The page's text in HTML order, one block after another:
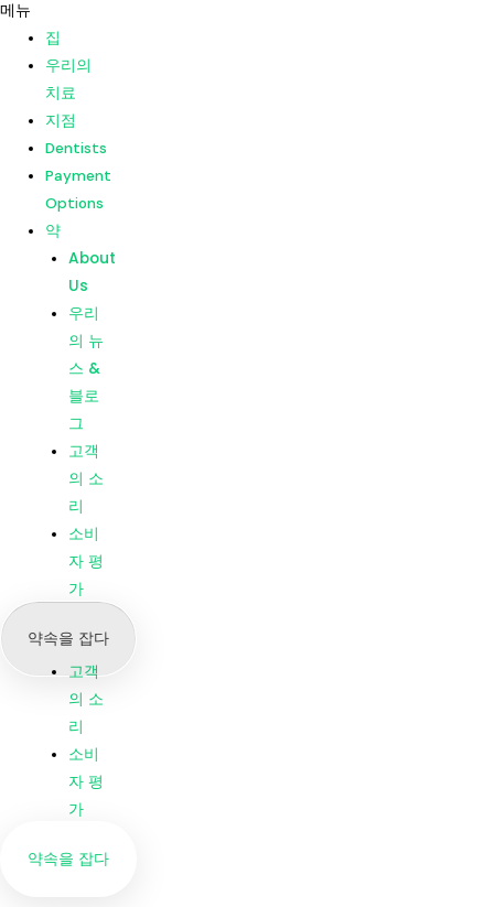
의 소
리
소비
자 평
가
메뉴
집
우리의
치료
지점
Dentists
Payment
Options
약
About
Us
우리
의 뉴
스 &
그
고객
의 소
리
소비
자 평
가
약속을 잡다
메뉴
집
우리의
치료
지점
Dentists
Payment
Options
약
About
Us
우리
의 뉴
스 &
블로
그
고객
의 소
리
소비
자 평
가
약속을 잡다